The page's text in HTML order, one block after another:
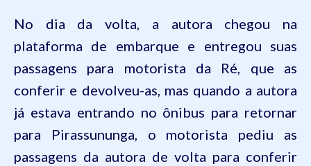
No dia da volta, a autora chegou na
plataforma de embarque e entregou suas
passagens para motorista da Ré, que as
conferir e devolveu-as, mas quando a autora
já estava entrando no ônibus para retornar
para Pirassununga, o motorista pediu as
passagens da autora de volta para conferir